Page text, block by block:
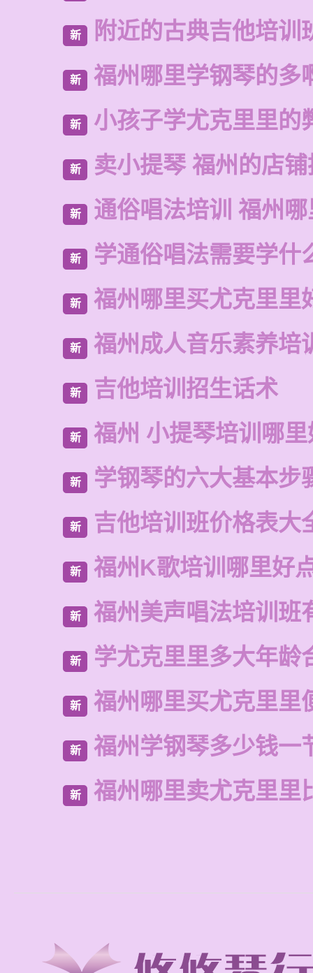
新 附近的古典吉他培训
新 福州哪里学钢琴的多
新 小孩子学尤克里里的
新 卖小提琴 福州的店
新 通俗唱法培训 福州
新 学通俗唱法需要学什
新 福州哪里买尤克里里
新 福州成人音乐素养培
新 吉他培训招生话术
新 福州 小提琴培训哪
新 学钢琴的六大基本步
新 吉他培训班价格表大
新 福州K歌培训哪里好
新 福州美声唱法培训班
新 学尤克里里多大年龄
新 福州哪里买尤克里里
新 福州学钢琴多少钱一
新 福州哪里卖尤克里里